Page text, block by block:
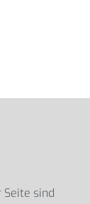
sind